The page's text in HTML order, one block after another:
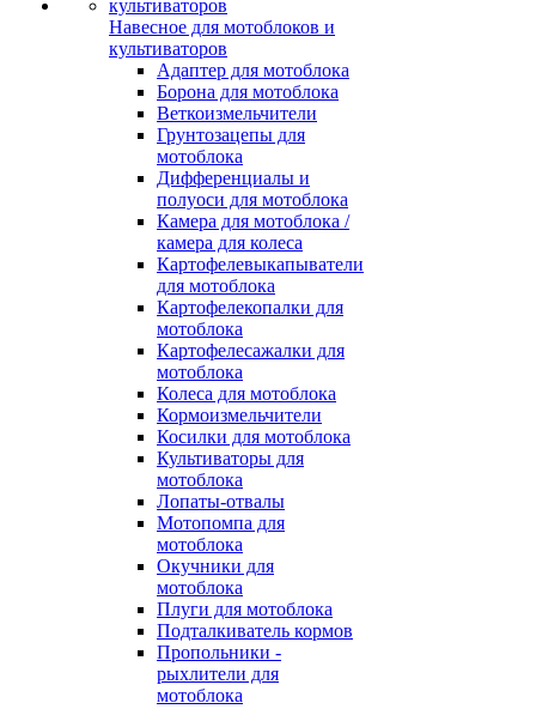
Навесное для мотоблоков и
культиваторов
Адаптер для мотоблока
Борона для мотоблока
Веткоизмельчители
Грунтозацепы для
мотоблока
Дифференциалы и
полуоси для мотоблока
Камера для мотоблока /
камера для колеса
Картофелевыкапыватели
для мотоблока
Картофелекопалки для
мотоблока
Картофелесажалки для
мотоблока
Колеса для мотоблока
Кормоизмельчители
Косилки для мотоблока
Культиваторы для
мотоблока
Лопаты-отвалы
Мотопомпа для
мотоблока
Окучники для
мотоблока
Плуги для мотоблока
Подталкиватель кормов
Пропольники -
рыхлители для
мотоблока